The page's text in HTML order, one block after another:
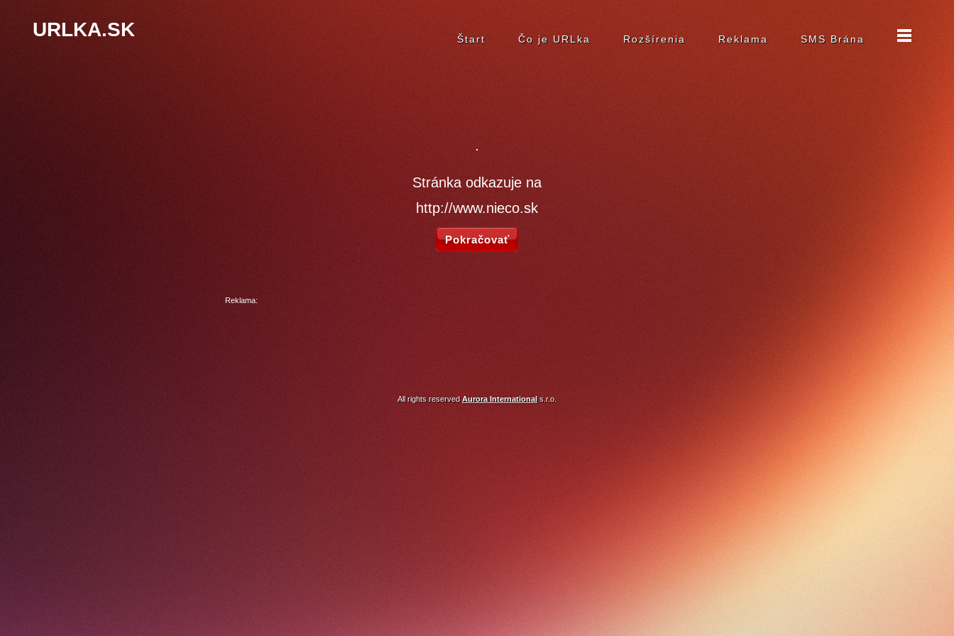
URLKA.SK Štart Čo je URLka Rozšírenia Reklama SMS Brána
Stránka odkazuje na
http://www.nieco.sk
Reklama:
All rights reservedAurora Internationals.r.o.